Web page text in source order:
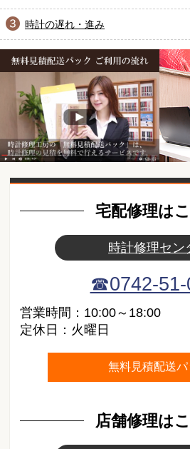
時計の遅れ・進み
無料
宅配修理は
時計修理セン
☎0742-51-
営業時間：10:00～18:00
定休日：火曜日
無料見積配送パ
店舗修理は